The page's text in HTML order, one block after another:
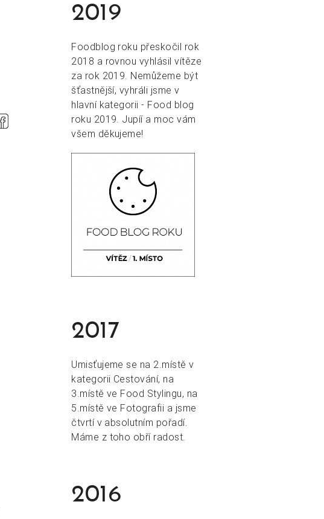
2019
Foodblog roku přeskočil rok
2018 a rovnou vyhlásil vítěze
za rok 2019. Nemůžeme být
šťastnější, vyhráli jsme v
hlavní kategorii - Food blog
roku 2019. Jupíí a moc vám
všem děkujeme!
2017
Umisťujeme se na 2.místě v
kategorii Cestování, na
3.místě ve Food Stylingu, na
5.místě ve Fotografii a jsme
čtvrtí v absolutním pořadí.
Máme z toho obří radost.
2016